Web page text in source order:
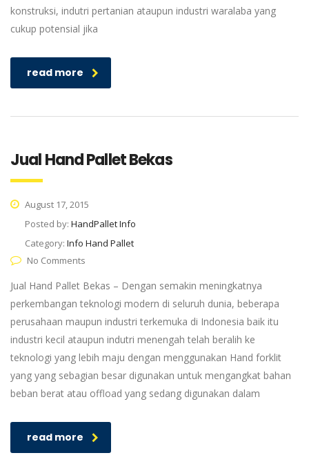
konstruksi, indutri pertanian ataupun industri waralaba yang
cukup potensial jika
read more
Jual Hand Pallet Bekas
August 17, 2015
Posted by: HandPallet Info
Category: Info Hand Pallet
No Comments
Jual Hand Pallet Bekas – Dengan semakin meningkatnya
perkembangan teknologi modern di seluruh dunia, beberapa
perusahaan maupun industri terkemuka di Indonesia baik itu
industri kecil ataupun indutri menengah telah beralih ke
teknologi yang lebih maju dengan menggunakan Hand forklit
yang yang sebagian besar digunakan untuk mengangkat bahan
beban berat atau offload yang sedang digunakan dalam
read more